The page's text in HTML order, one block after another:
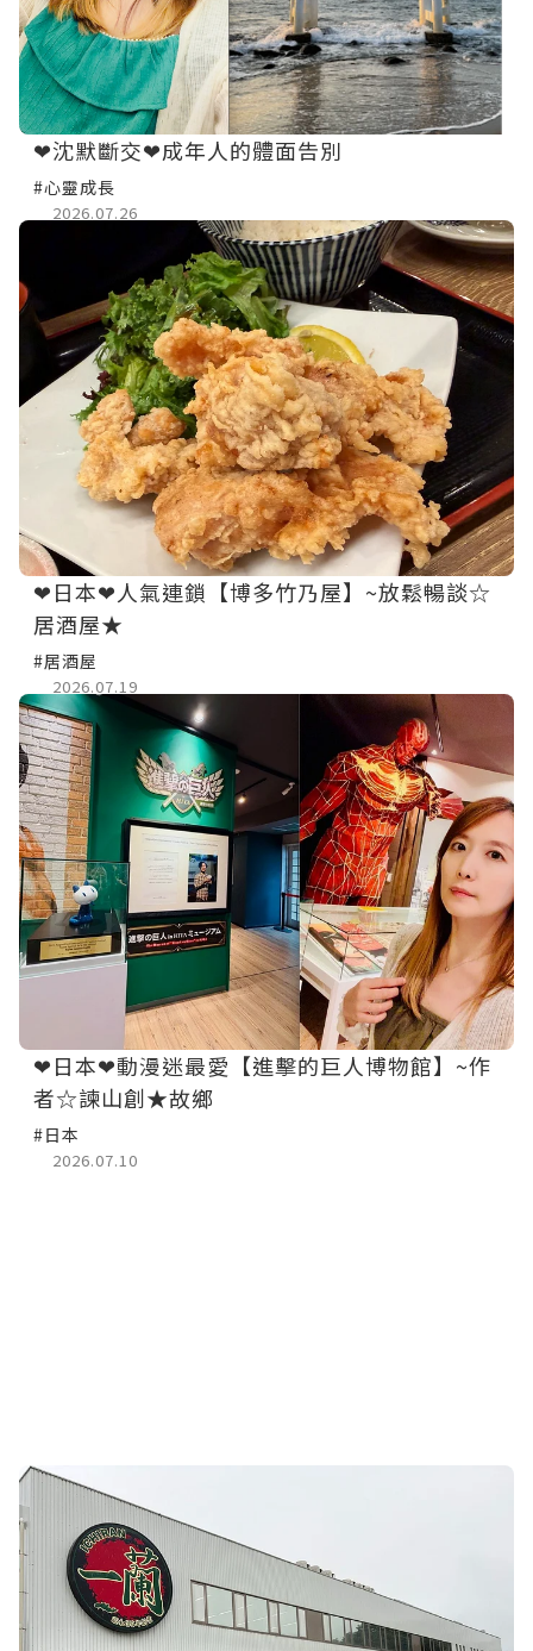
❤沈默斷交❤成年人的體面告別
#心靈成長
2026.07.26
❤日本❤人氣連鎖【博多竹乃屋】~放鬆暢談☆
居酒屋★
#居酒屋
2026.07.19
❤日本❤動漫迷最愛【進擊的巨人博物館】~作
者☆諫山創★故鄉
#日本
2026.07.10